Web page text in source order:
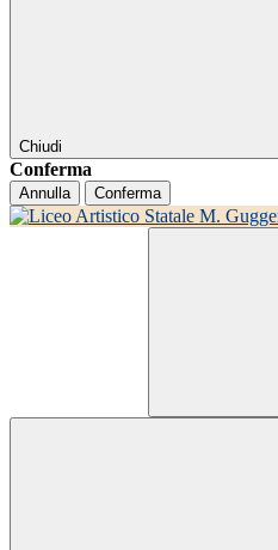
Chiudi
Conferma
Annulla Conferma